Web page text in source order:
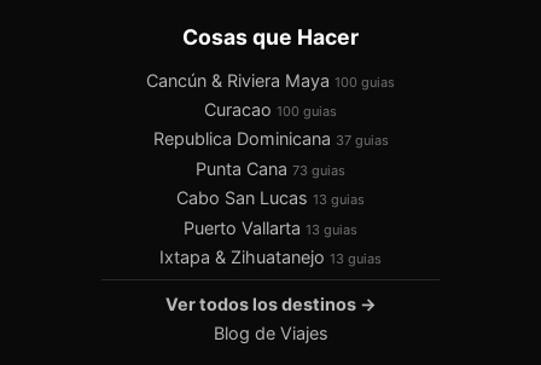
Cosas que Hacer
Cancún & Riviera Maya 100 guias
Curacao 100 guias
Republica Dominicana 37 guias
Punta Cana 73 guias
Cabo San Lucas 13 guias
Puerto Vallarta 13 guias
Ixtapa & Zihuatanejo 13 guias
Ver todos los destinos →
Blog de Viajes